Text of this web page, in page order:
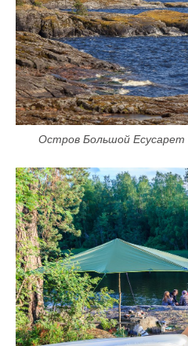
Остров Большой Есусарет